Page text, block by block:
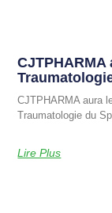
CJTPHARMA
CJTPHARMA aura
Traumatologie du
Lire Plus